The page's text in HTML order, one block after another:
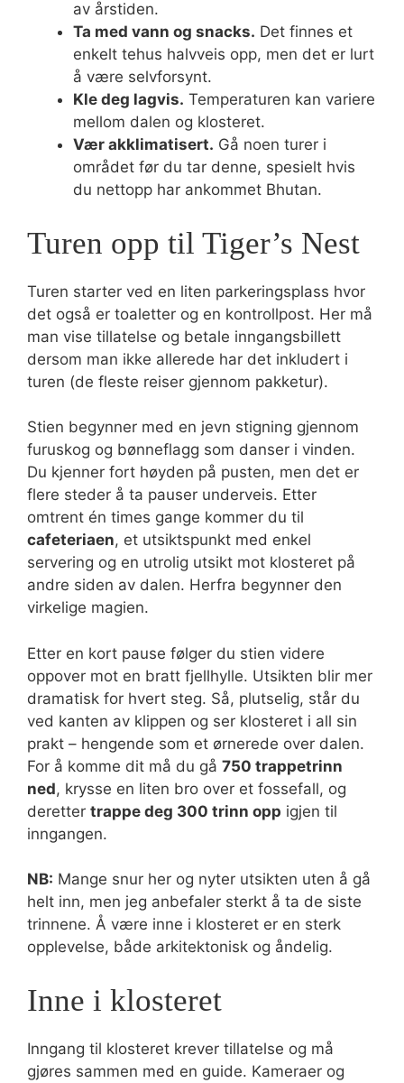
av årstiden.
Ta med vann og snacks. Det finnes et
enkelt tehus halvveis opp, men det er lurt
å være selvforsynt.
Kle deg lagvis. Temperaturen kan variere
mellom dalen og klosteret.
Vær akklimatisert. Gå noen turer i
området før du tar denne, spesielt hvis
du nettopp har ankommet Bhutan.
Turen opp til Tiger’s Nest
Turen starter ved en liten parkeringsplass hvor
det også er toaletter og en kontrollpost. Her må
man vise tillatelse og betale inngangsbillett
dersom man ikke allerede har det inkludert i
turen (de fleste reiser gjennom pakketur).
Stien begynner med en jevn stigning gjennom
furuskog og bønneflagg som danser i vinden.
Du kjenner fort høyden på pusten, men det er
flere steder å ta pauser underveis. Etter
omtrent én times gange kommer du til
cafeteriaen, et utsiktspunkt med enkel
servering og en utrolig utsikt mot klosteret på
andre siden av dalen. Herfra begynner den
virkelige magien.
Etter en kort pause følger du stien videre
oppover mot en bratt fjellhylle. Utsikten blir mer
dramatisk for hvert steg. Så, plutselig, står du
ved kanten av klippen og ser klosteret i all sin
prakt – hengende som et ørnerede over dalen.
For å komme dit må du gå 750 trappetrinn
ned, krysse en liten bro over et fossefall, og
deretter trappe deg 300 trinn opp igjen til
inngangen.
NB: Mange snur her og nyter utsikten uten å gå
helt inn, men jeg anbefaler sterkt å ta de siste
trinnene. Å være inne i klosteret er en sterk
opplevelse, både arkitektonisk og åndelig.
Inne i klosteret
Inngang til klosteret krever tillatelse og må
gjøres sammen med en guide. Kameraer og